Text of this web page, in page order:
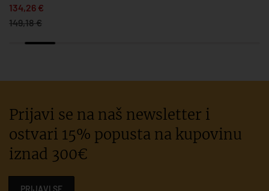
134,26 €
149,18 €
Prijavi se na naš newsletter i
ostvari 15% popusta na kupovinu
iznad 300€
PRIJAVI SE